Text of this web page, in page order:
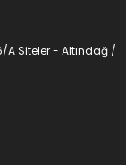
pek çok alanda
evde basit
güvenliğinizi
kazancı
alanına
sistemler, kanca
A Siteler - Altındağ /